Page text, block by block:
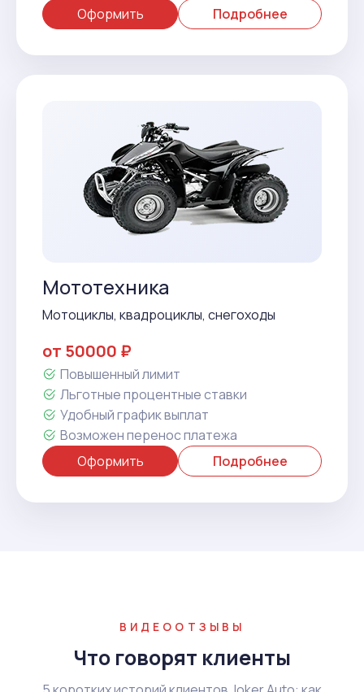
Оформить
Подробнее
Мототехника
Мотоциклы, квадроциклы, снегоходы
от 50000 ₽
Повышенный лимит
Льготные процентные ставки
Удобный график выплат
Возможен перенос платежа
Оформить
Подробнее
ВИДЕООТЗЫВЫ
Что говорят клиенты